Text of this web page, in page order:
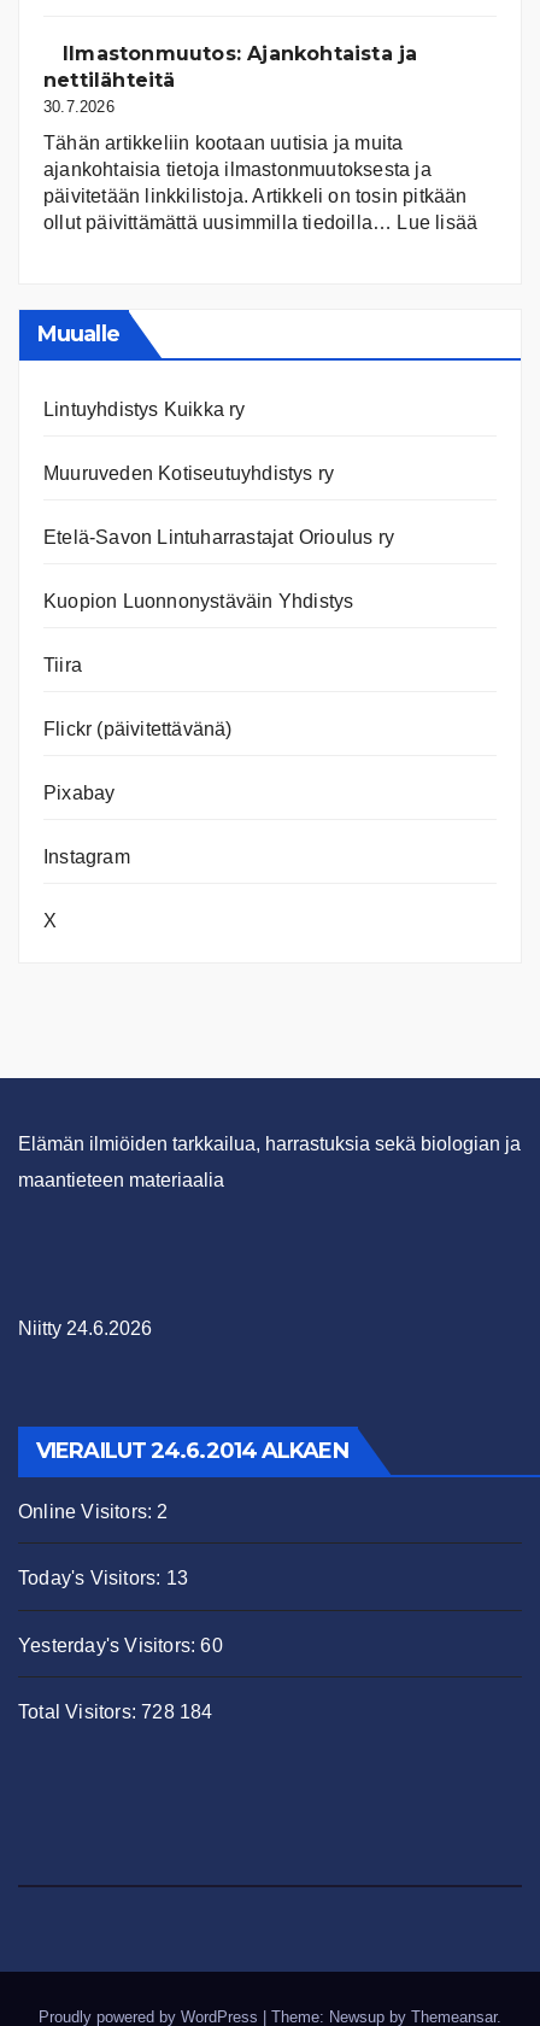
ja
Ilmastonmuutos: Ajankohtaista ja
nettilähteitä
30.7.2026
Tähän artikkeliin kootaan uutisia ja muita
ajankohtaisia tietoja ilmastonmuutoksesta ja
päivitetään linkkilistoja. Artikkeli on tosin pitkään
ollut päivittämättä uusimmilla tiedoilla… Lue lisää
Muualle
Lintuyhdistys Kuikka ry
Muuruveden Kotiseutuyhdistys ry
Etelä-Savon Lintuharrastajat Orioulus ry
Kuopion Luonnonystäväin Yhdistys
Tiira
Flickr (päivitettävänä)
Pixabay
Instagram
X
Elämän ilmiöiden tarkkailua, harrastuksia sekä biologian ja
maantieteen materiaalia
Niitty 24.6.2026
VIERAILUT 24.6.2014 ALKAEN
Online Visitors: 2
Today's Visitors: 13
Yesterday's Visitors:60
Total Visitors:728 184
Proudly powered by WordPress Theme: Newsup by Themeansar.